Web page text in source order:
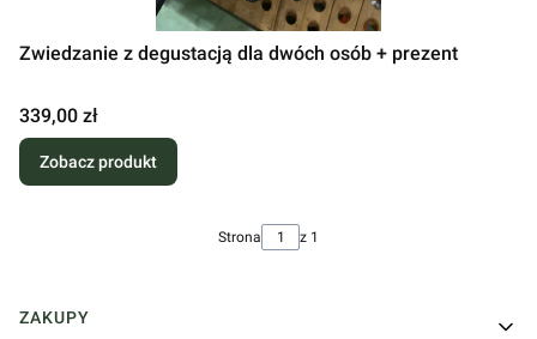
Zwiedzanie z degustacją dla dwóch osób + prezent
Cena
339,00 zł
Zobacz produkt
Strona z 1
Linki w stopce
ZAKUPY